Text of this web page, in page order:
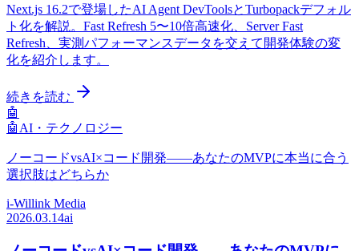
Next.js 16.2で登場したAI Agent DevToolsとTurbopackデフォル
ト化を解説。Fast Refresh 5〜10倍高速化、Server Fast
Refresh、実測パフォーマンスデータを交えて開発体験の変
化を紹介します。
続きを読む
🤖
🤖 AI・テクノロジー
ノーコードvsAI×コード開発——あなたのMVPに本当に合う
選択肢はどちらか
i-Willink Media
2026.03.14ai